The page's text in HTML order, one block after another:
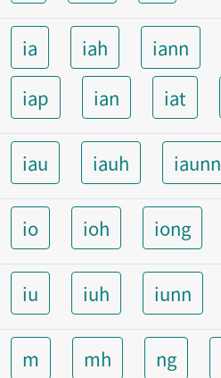
ia iah iann
iap
ian iat
iau iauh iaunn
io ioh iong
iu iuh iunn
m mh ng